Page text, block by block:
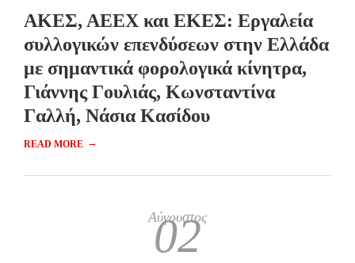
ΑΚΕΣ, ΑΕΕΧ και ΕΚΕΣ: Εργαλεία
συλλογικών επενδύσεων στην Ελλάδα
με σημαντικά φορολογικά κίνητρα,
Γιάννης Γουλιάς, Κωνσταντίνα
Γαλλή, Νάσια Κασίδου
READ MORE →
Αύγουστος
02